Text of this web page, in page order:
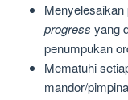
progress yang
penumpukan
Mematuhi
mandor/